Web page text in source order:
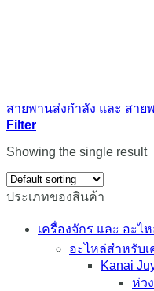
สายพานส่งกำลัง และ สาย
Filter
Showing the single result
ประเภทของสินค้า
เครื่องจักร และ อะไ
อะไหล่สำหรับ
Kanai
ห่ว